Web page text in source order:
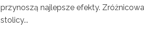
przynoszą najlepsze efekty.
stolicy...